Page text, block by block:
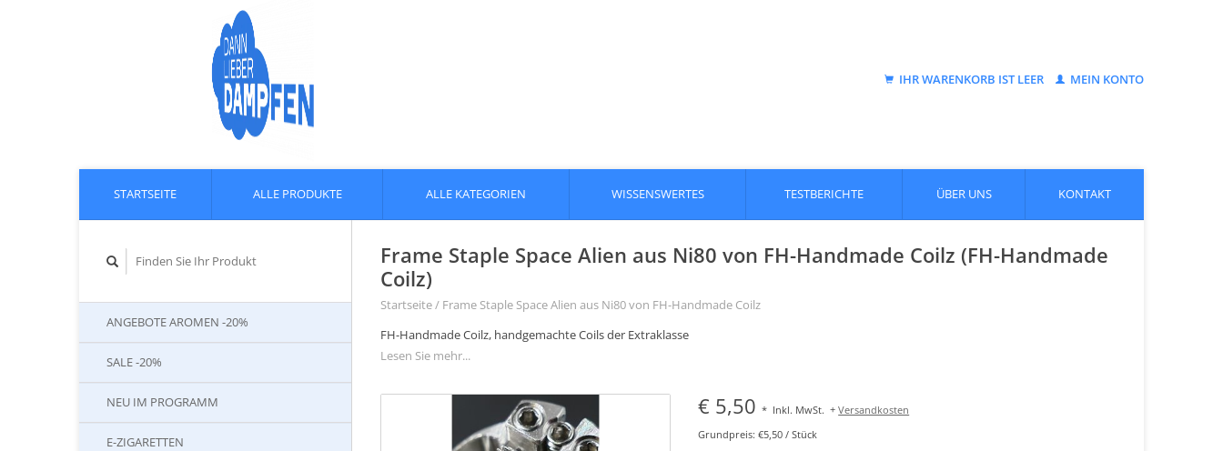
IHR WARENKORB IST LEER MEIN KONTO
STARTSEITE ALLE PRODUKTE ALLE KATEGORIEN WISSENSWERTES TESTBERICHTE ÜBER UNS KONTAKT
ANGEBOTE AROMEN -20%
SALE -20%
NEU IM PROGRAMM
E-ZIGARETTEN
Frame Staple Space Alien aus Ni80 von FH-Handmade Coilz (FH-Handmade
Coilz)
Startseite/ Frame Staple Space Alien aus Ni80 von FH-Handmade Coilz
FH-Handmade Coilz, handgemachte Coils der Extraklasse
Lesen Sie mehr...
€ 5,50* Inkl. MwSt. +Versandkosten
Grundpreis: €5,50 / Stück